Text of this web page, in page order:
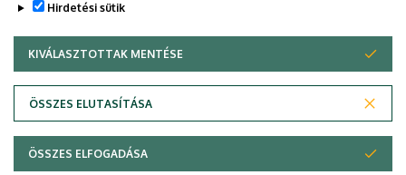
Adatvédelem
Hirdetési sütik
KIVÁLASZTOTTAK MENTÉSE
ÖSSZES ELUTASÍTÁSA
WITHDRAW CONSENT
ÖSSZES ELFOGADÁSA